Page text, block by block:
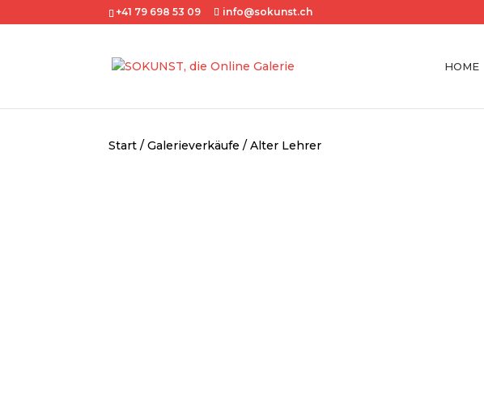
+41 79 698 53 09 info@sokunst.ch
HOME
Start /Galerieverkäufe / Alter Lehrer